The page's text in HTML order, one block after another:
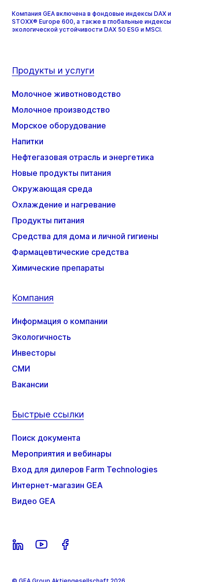
Компания GEA включена в фондовые индексы DAX и
STOXX® Europe 600, а также в глобальные индексы
экологической устойчивости DAX 50 ESG и MSCI.
Продукты и услуги
Молочное животноводство
Молочное производство
Морское оборудование
Напитки
Нефтегазовая отрасль и энергетика
Новые продукты питания
Окружающая среда
Охлаждение и нагревание
Продукты питания
Средства для дома и личной гигиены
Фармацевтические средства
Химические препараты
Компания
Информация о компании
Экологичность
Инвесторы
СМИ
Вакансии
Быстрые ссылки
Поиск документа
Мероприятия и вебинары
Вход для дилеров Farm Technologies
Интернет-магазин GEA
Видео GEA